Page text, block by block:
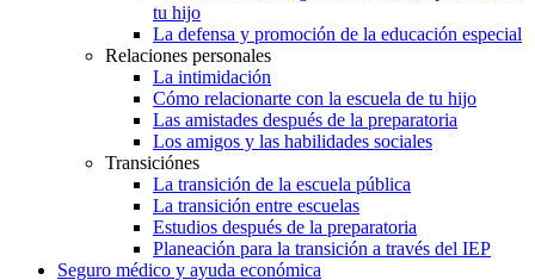
tu hijo
La defensa y promoción de la educación especial
Relaciones personales
La intimidación
Cómo relacionarte con la escuela de tu hijo
Las amistades después de la preparatoria
Los amigos y las habilidades sociales
Transiciónes
La transición de la escuela pública
La transición entre escuelas
Estudios después de la preparatoria
Planeación para la transición a través del IEP
Seguro médico y ayuda económica